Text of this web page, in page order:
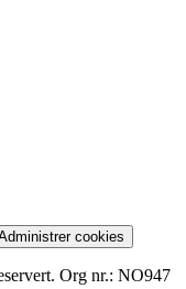
cookies
Org nr.: NO947